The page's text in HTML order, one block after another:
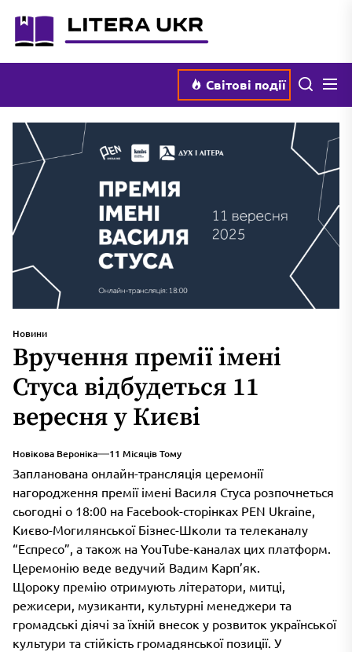
вмісту
Світові події Пошук
Новини
Вручення премії імені
Стуса відбудеться 11
вересня у Києві
Новікова Вероніка 11 Місяців Тому
Запланована онлайн-трансляція церемонії
нагородження премії імені Василя Стуса розпочнеться
сьогодні о 18:00 на Facebook-сторінках PEN Ukraine,
Києво-Могилянської Бізнес-Школи та телеканалу
“Еспресо”, а також на YouTube-каналах цих платформ.
Церемонію веде ведучий Вадим Карп’як.
Щороку премію отримують літератори, митці,
режисери, музиканти, культурні менеджери та
громадські діячі за їхній внесок у розвиток української
культури та стійкість громадянської позиції. У